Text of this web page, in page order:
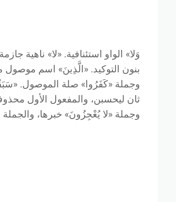
وَلا» الواو استئنافية. «لا»
بنون التوكيد. «الَّذِينَ» اسم
وجملة «كَفَرُوا» صلة الموصول.
ثان ليحسبن، والمفعول الأول
وجملة «لا يُعْجِزُونَ» خبرها،